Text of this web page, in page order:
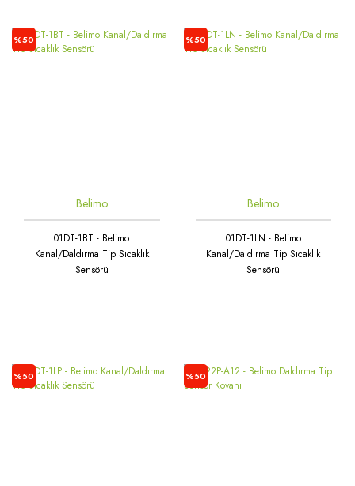
%50
Belimo
01DT-1BT - Belimo
Kanal/Daldırma Tip Sıcaklık
Sensörü
%50
Belimo
01DT-1LN - Belimo
Kanal/Daldırma Tip Sıcaklık
Sensörü
%50 %50